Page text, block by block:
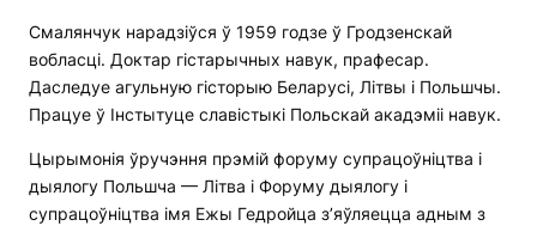
Смалянчук нарадзіўся ў 1959 годзе ў Гродзенскай
вобласці. Доктар гістарычных навук, прафесар.
Даследуе агульную гісторыю Беларусі, Літвы і Польшчы.
Працуе ў Інстытуце славістыкі Польскай акадэміі навук.
Цырымонія ўручэння прэмій форуму супрацоўніцтва і
дыялогу Польшча — Літва і Форуму дыялогу і
супрацоўніцтва імя Ежы Гедройца з’яўляецца адным з